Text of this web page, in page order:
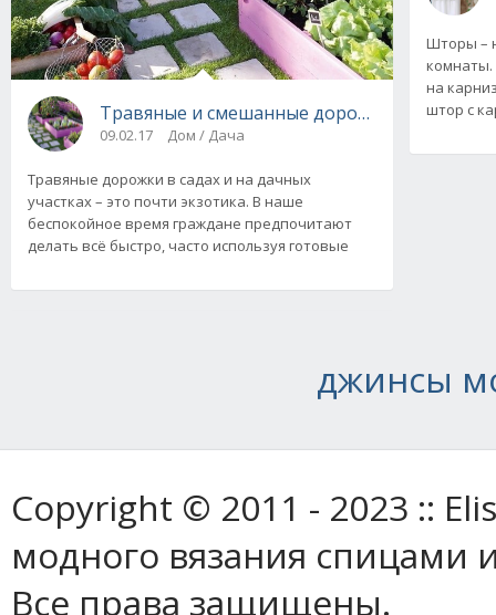
Травяные и смешанные дорожки на участке
09.02.17 Дом / Дача
Травяные дорожки в садах и на дачных
участках – это почти экзотика. В наше
беспокойное время граждане предпочитают
делать всё быстро, часто используя готовые
Шторы –
комнаты.
на
штор с
джинсы
Copyright © 2011 - 2023 ::
модного вязания спицами
Все права защищены.